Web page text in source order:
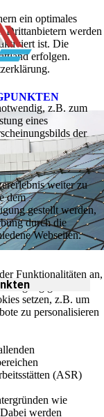
(ASR)
wie
werden
ein optimales
Drittanbietern werden
ist. Die
erfolgen.
z.B. zum
eines
der
weiter zu
dem
gestellt werden,
durch die
Webseiten.
Funktionalitäten an,
gestellt
setzen, z.B. um
zu personalisieren